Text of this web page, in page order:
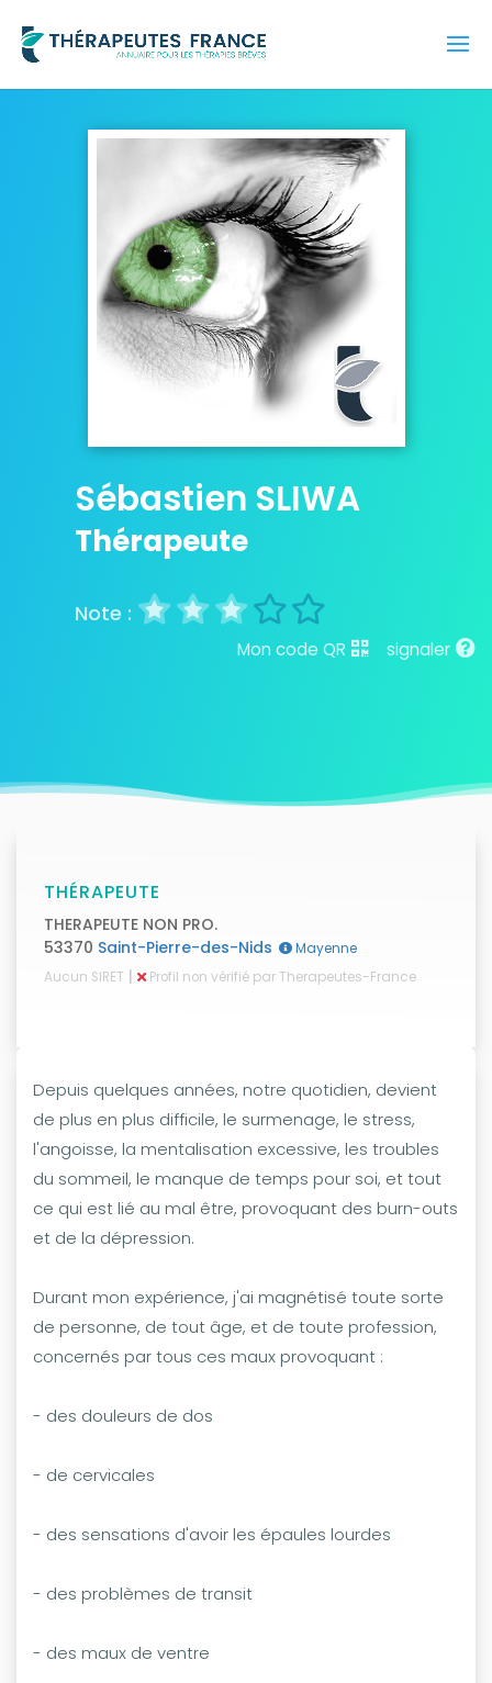
Sébastien SLIWA
Thérapeute
signaler
Mon code QR
THÉRAPEUTE
THERAPEUTE NON PRO.
53370 Saint-Pierre-des-Nids
Mayenne
Aucun SIRET | Profil non vérifié par Therapeutes-France
Depuis quelques années, notre quotidien, devient
de plus en plus difficile, le surmenage, le stress,
l'angoisse, la mentalisation excessive, les troubles
du sommeil, le manque de temps pour soi, et tout
ce qui est lié au mal être, provoquant des burn-outs
et de la dépression.
Durant mon expérience, j'ai magnétisé toute sorte
de personne, de tout âge, et de toute profession,
concernés par tous ces maux provoquant :
- des douleurs de dos
- de cervicales
- des sensations d'avoir les épaules lourdes
- des problèmes de transit
- des maux de ventre